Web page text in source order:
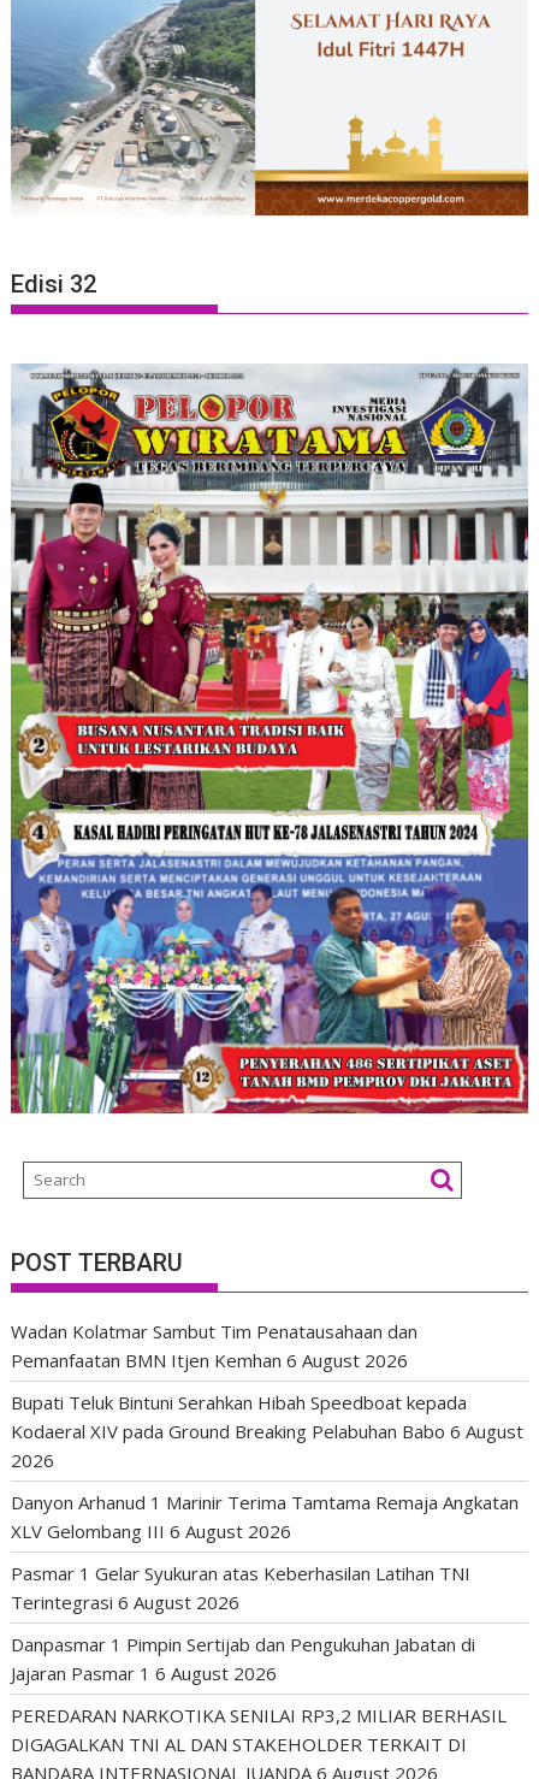
Edisi 32
POST TERBARU
Wadan Kolatmar Sambut Tim Penatausahaan dan
Pemanfaatan BMN Itjen Kemhan 6 August 2026
Bupati Teluk Bintuni Serahkan Hibah Speedboat kepada
Kodaeral XIV pada Ground Breaking Pelabuhan Babo 6 August
2026
Danyon Arhanud 1 Marinir Terima Tamtama Remaja Angkatan
XLV Gelombang III 6 August 2026
Pasmar 1 Gelar Syukuran atas Keberhasilan Latihan TNI
Terintegrasi 6 August 2026
Danpasmar 1 Pimpin Sertijab dan Pengukuhan Jabatan di
Jajaran Pasmar 1 6 August 2026
PEREDARAN NARKOTIKA SENILAI RP3,2 MILIAR BERHASIL
DIGAGALKAN TNI AL DAN STAKEHOLDER TERKAIT DI
BANDARA INTERNASIONAL JUANDA 6 August 2026